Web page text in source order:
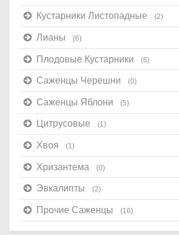
Кустарники Листопадные (2)
Лианы (6)
Плодовые Кустарники (6)
Саженцы Черешни (0)
Саженцы Яблони (5)
Цитрусовые (1)
Хвоя (1)
Хризантема (0)
Эвкалипты (2)
Прочие Саженцы (16)